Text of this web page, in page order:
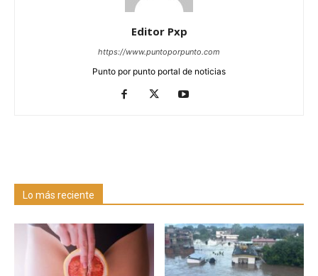
Editor Pxp
https://www.puntoporpunto.com
Punto por punto portal de noticias
Lo más reciente